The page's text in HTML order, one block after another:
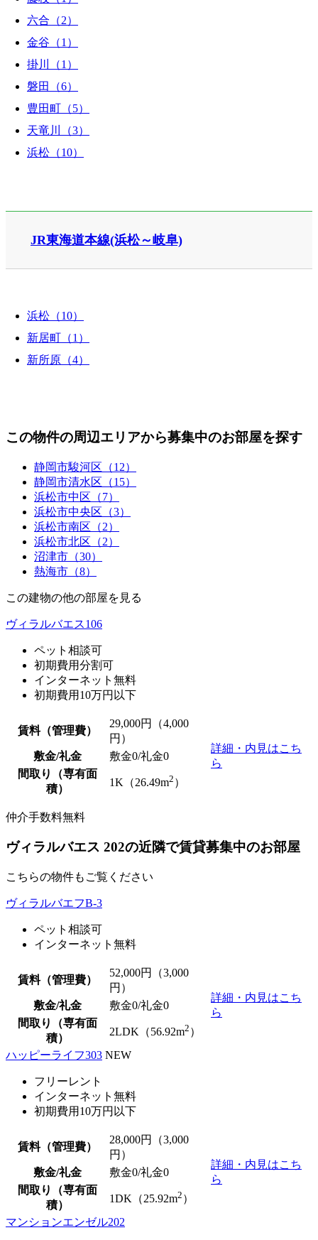
六合（2）
金谷（1）
掛川（1）
磐田（6）
豊田町（5）
天竜川（3）
浜松（10）
JR東海道本線(浜松～岐阜)
浜松（10）
新居町（1）
新所原（4）
この物件の周辺エリアから募集中のお部屋を探す
静岡市駿河区（12）
静岡市清水区（15）
浜松市中区（7）
浜松市中央区（3）
浜松市南区（2）
浜松市北区（2）
沼津市（30）
熱海市（8）
この建物の他の部屋を見る
ヴィラルバエス106
ペット相談可
初期費用分割可
インターネット無料
初期費用10万円以下
賃料（管理費）
29,000円（4,000
円）
詳細・内見はこち
ら
敷金/礼金 敷金0/礼金0
間取り（専有面
積）
1K（26.49m2 ）
仲介手数料無料
ヴィラルバエス 202の近隣で賃貸募集中のお部屋
こちらの物件もご覧ください
ヴィラルバエフB-3
ペット相談可
インターネット無料
賃料（管理費）
52,000円（3,000
円）
詳細・内見はこち
ら
敷金/礼金 敷金0/礼金0
間取り（専有面
積）
2LDK（56.92m2 ）
ハッピーライフ303 NEW
フリーレント
インターネット無料
初期費用10万円以下
賃料（管理費）
28,000円（3,000
円）
詳細・内見はこち
ら
敷金/礼金 敷金0/礼金0
間取り（専有面
積）
1DK（25.92m2 ）
マンションエンゼル202